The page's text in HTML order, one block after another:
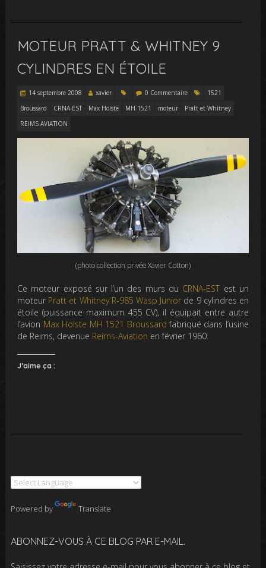
MOTEUR PRATT & WHITNEY 9
CYLINDRES EN ÉTOILE
14 septembre 2008 xavier 0 Commentaire
1521
Broussard
CRNA-EST Max Holste MH-1521 moteur
Pratt et Whitney
REIMS AVIATION
(photo collection privée Xavier Cotton)
Ce moteur exposé sur l’un des murs du CRNA-EST est un
moteur Pratt et Whitney R-985 Wasp Junior de 9 cylindres en
étoile (puissance maximum 455 CV), il équipait entre autre
l’avion Max Holste MH 1521 Broussard fabriqué dans l’usine
de Reims, devenue Reims-Aviation en février 1960.
J’aime ça :
Powered by Translate
ABONNEZ-VOUS À CE BLOG PAR E-MAIL.